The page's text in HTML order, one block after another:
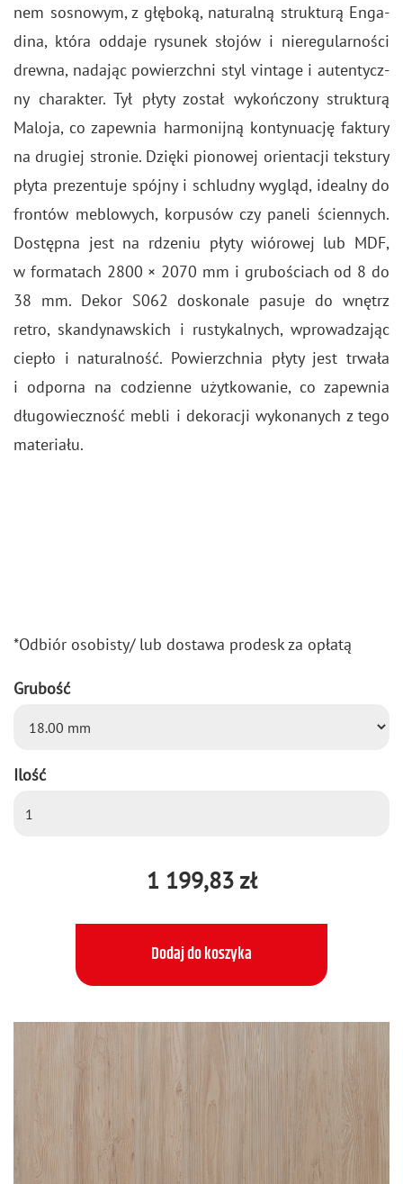
nem so­sno­wym, z głę­bo­ką, na­tu­ral­ną struk­tu­rą En­ga­
di­na, która od­da­je ry­su­nek sło­jów i nie­re­gu­lar­no­ści
drew­na, na­da­jąc po­wierzch­ni styl vin­ta­ge i au­ten­tycz­
ny cha­rak­ter. Tył płyty zo­stał wy­koń­czo­ny struk­tu­rą
Ma­lo­ja, co za­pew­nia har­mo­nij­ną kon­ty­nu­ację fak­tu­ry
na dru­giej stro­nie. Dzię­ki pio­no­wej orien­ta­cji tek­stu­ry
płyta pre­zen­tu­je spój­ny i schlud­ny wy­gląd, ide­al­ny do
fron­tów me­blo­wych, kor­pu­sów czy pa­ne­li ścien­nych.
Do­stęp­na jest na rdze­niu płyty wió­ro­wej lub MDF,
w for­ma­tach 2800 × 2070 mm i gru­bo­ściach od 8 do
38 mm. Dekor S062 do­sko­na­le pa­su­je do wnętrz
retro, skan­dy­naw­skich i ru­sty­kal­nych, wpro­wa­dza­jąc
cie­pło i na­tu­ral­ność. Po­wierzch­nia płyty jest trwa­ła
i od­por­na na co­dzien­ne użyt­ko­wa­nie, co za­pew­nia
dłu­go­wiecz­ność mebli i de­ko­ra­cji wy­ko­na­nych z tego
ma­te­ria­łu.
*Od­biór oso­bi­sty/ lub do­sta­wa pro­desk za opła­tą
Grubość
Ilość
1 199,83 zł
Dodaj do koszyka